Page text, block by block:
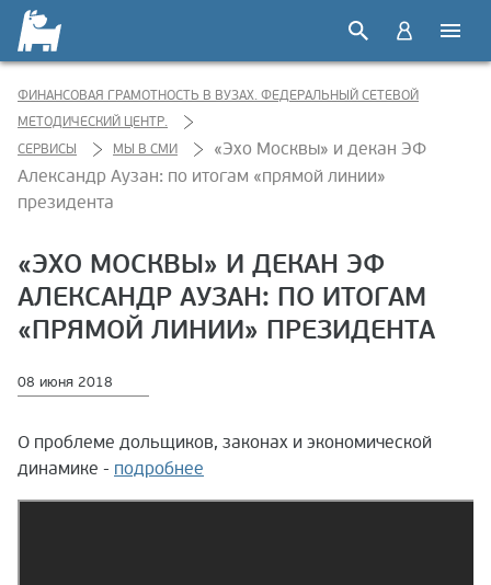
ФИНАНСОВАЯ ГРАМОТНОСТЬ В ВУЗАХ. ФЕДЕРАЛЬНЫЙ СЕТЕВОЙ
МЕТОДИЧЕСКИЙ ЦЕНТР.
СЕРВИСЫ
МЫ В СМИ
«Эхо Москвы» и декан ЭФ
Александр Аузан: по итогам «прямой линии»
президента
«ЭХО МОСКВЫ» И ДЕКАН ЭФ
АЛЕКСАНДР АУЗАН: ПО ИТОГАМ
«ПРЯМОЙ ЛИНИИ» ПРЕЗИДЕНТА
08 июня 2018
О проблеме дольщиков, законах и экономической
динамике - подробнее